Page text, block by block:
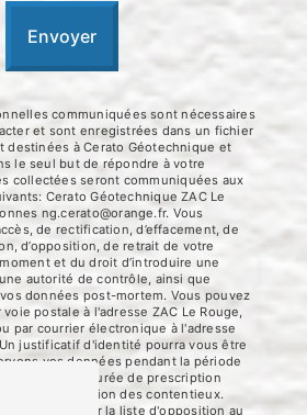
Envoyer
communiquées sont nécessaires
et sont enregistrées dans un fichier
destinées à Cerato Géotechnique et
le seul but de répondre à votre
collectées seront communiquées aux
Cerato Géotechnique ZAC Le
ng.cerato@orange.fr. Vous
de rectification, d’effacement, de
d’opposition, de retrait de votre
et du droit d’introduire une
autorité de contrôle, ainsi que
données post-mortem. Vous pouvez
postale à l'adresse ZAC Le Rouge,
par courrier électronique à l'adresse
justificatif d'identité pourra vous être
vos données pendant la période
pendant la durée de prescription
et de gestion des contentieux.
vous inscrire sur la liste d'opposition au